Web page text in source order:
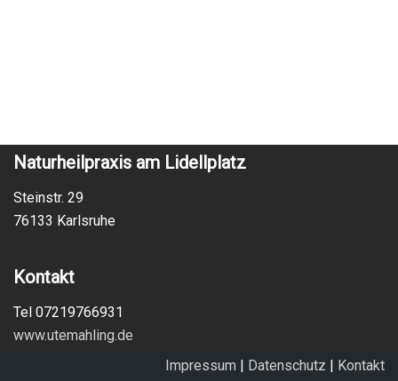
Naturheilpraxis am Lidellplatz
Steinstr. 29
76133 Karlsruhe
Kontakt
Tel 07219766931
www.utemahling.de
Impressum | Datenschutz | Kontakt